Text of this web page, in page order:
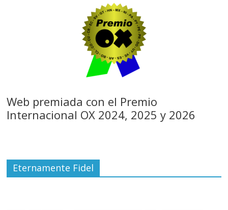
Web premiada con el Premio
Internacional OX 2024, 2025 y 2026
Eternamente Fidel